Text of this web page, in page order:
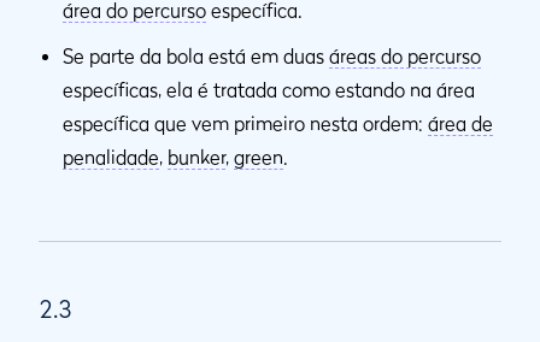
área do percurso específica.
Se parte da bola está em duas áreas do percurso
específicas, ela é tratada como estando na área
específica que vem primeiro nesta ordem: área de
penalidade, bunker, green.
2.3